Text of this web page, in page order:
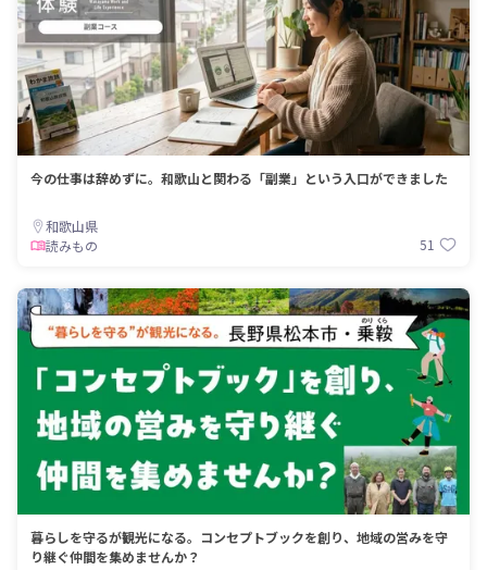
今の仕事は辞めずに。和歌山と関わる「副業」という入口ができました
和歌山県
読みもの
51
暮らしを守るが観光になる。コンセプトブックを創り、地域の営みを守
り継ぐ仲間を集めませんか？